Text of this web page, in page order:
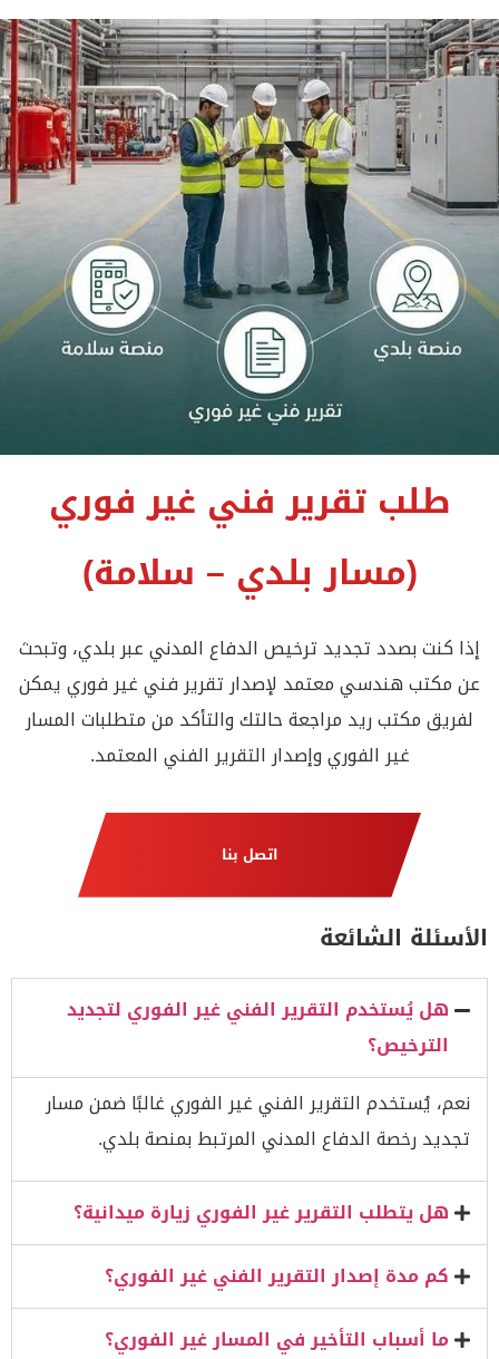
طلب تقرير فني غير فوري
(مسار بلدي – سلامة)
إذا كنت بصدد تجديد ترخيص الدفاع المدني عبر بلدي، وتبحث
عن مكتب هندسي معتمد لإصدار تقرير فني غير فوري يمكن
لفريق مكتب ريد مراجعة حالتك والتأكد من متطلبات المسار
غير الفوري وإصدار التقرير الفني المعتمد.
اتصل بنا
الأسئلة الشائعة
هل يُستخدم التقرير الفني غير الفوري لتجديد
الترخيص؟
نعم، يُستخدم التقرير الفني غير الفوري غالبًا ضمن مسار
تجديد رخصة الدفاع المدني المرتبط بمنصة بلدي.
هل يتطلب التقرير غير الفوري زيارة ميدانية؟
كم مدة إصدار التقرير الفني غير الفوري؟
ما أسباب التأخير في المسار غير الفوري؟